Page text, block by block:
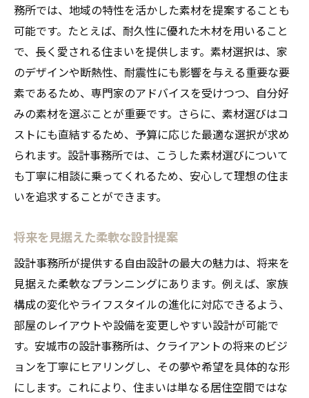
務所では、地域の特性を活かした素材を提案することも
可能です。たとえば、耐久性に優れた木材を用いること
で、長く愛される住まいを提供します。素材選択は、家
のデザインや断熱性、耐震性にも影響を与える重要な要
素であるため、専門家のアドバイスを受けつつ、自分好
みの素材を選ぶことが重要です。さらに、素材選びはコ
ストにも直結するため、予算に応じた最適な選択が求め
られます。設計事務所では、こうした素材選びについて
も丁寧に相談に乗ってくれるため、安心して理想の住ま
いを追求することができます。
将来を見据えた柔軟な設計提案
設計事務所が提供する自由設計の最大の魅力は、将来を
見据えた柔軟なプランニングにあります。例えば、家族
構成の変化やライフスタイルの進化に対応できるよう、
部屋のレイアウトや設備を変更しやすい設計が可能で
す。安城市の設計事務所は、クライアントの将来のビジ
ョンを丁寧にヒアリングし、その夢や希望を具体的な形
にします。これにより、住まいは単なる居住空間ではな